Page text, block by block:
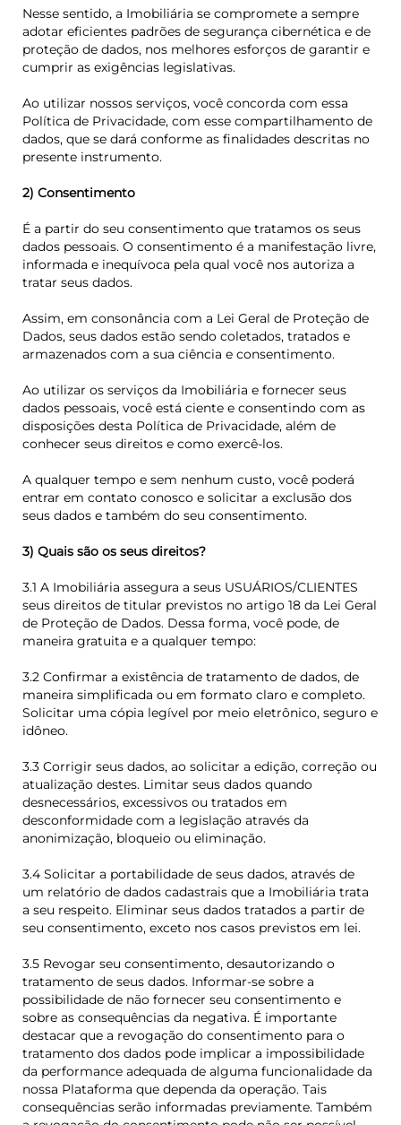
Nesse sentido, a Imobiliária se compromete a sempre
adotar eficientes padrões de segurança cibernética e de
proteção de dados, nos melhores esforços de garantir e
cumprir as exigências legislativas.
Ao utilizar nossos serviços, você concorda com essa
Política de Privacidade, com esse compartilhamento de
dados, que se dará conforme as finalidades descritas no
presente instrumento.
2) Consentimento
É a partir do seu consentimento que tratamos os seus
dados pessoais. O consentimento é a manifestação livre,
informada e inequívoca pela qual você nos autoriza a
tratar seus dados.
Assim, em consonância com a Lei Geral de Proteção de
Dados, seus dados estão sendo coletados, tratados e
armazenados com a sua ciência e consentimento.
Ao utilizar os serviços da Imobiliária e fornecer seus
dados pessoais, você está ciente e consentindo com as
disposições desta Política de Privacidade, além de
conhecer seus direitos e como exercê-los.
A qualquer tempo e sem nenhum custo, você poderá
entrar em contato conosco e solicitar a exclusão dos
seus dados e também do seu consentimento.
3) Quais são os seus direitos?
3.1 A Imobiliária assegura a seus USUÁRIOS/CLIENTES
seus direitos de titular previstos no artigo 18 da Lei Geral
de Proteção de Dados. Dessa forma, você pode, de
maneira gratuita e a qualquer tempo:
3.2 Confirmar a existência de tratamento de dados, de
maneira simplificada ou em formato claro e completo.
Solicitar uma cópia legível por meio eletrônico, seguro e
idôneo.
3.3 Corrigir seus dados, ao solicitar a edição, correção ou
atualização destes. Limitar seus dados quando
desnecessários, excessivos ou tratados em
desconformidade com a legislação através da
anonimização, bloqueio ou eliminação.
3.4 Solicitar a portabilidade de seus dados, através de
um relatório de dados cadastrais que a Imobiliária trata
a seu respeito. Eliminar seus dados tratados a partir de
seu consentimento, exceto nos casos previstos em lei.
3.5 Revogar seu consentimento, desautorizando o
tratamento de seus dados. Informar-se sobre a
possibilidade de não fornecer seu consentimento e
sobre as consequências da negativa. É importante
destacar que a revogação do consentimento para o
tratamento dos dados pode implicar a impossibilidade
da performance adequada de alguma funcionalidade da
nossa Plataforma que dependa da operação. Tais
consequências serão informadas previamente. Também